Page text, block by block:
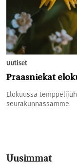
Uutiset
Praasniekat
Elokuussa
seurakunnassamme.
Uusimmat